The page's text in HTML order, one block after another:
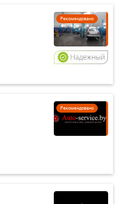
Рекомендовано
Рекомендовано